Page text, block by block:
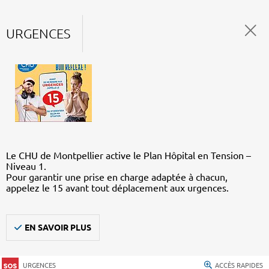
URGENCES
Le CHU de Montpellier active le Plan Hôpital en Tension –
Niveau 1.
Pour garantir une prise en charge adaptée à chacun,
appelez le 15 avant tout déplacement aux urgences.
EN SAVOIR PLUS
URGENCES ACCÈS RAPIDES